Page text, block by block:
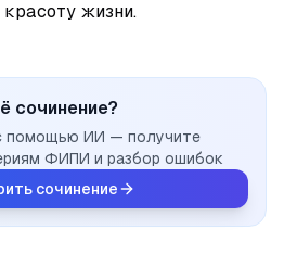
жизни.
сочинение?
помощью ИИ — получите
ФИПИ и разбор ошибок
сочинение